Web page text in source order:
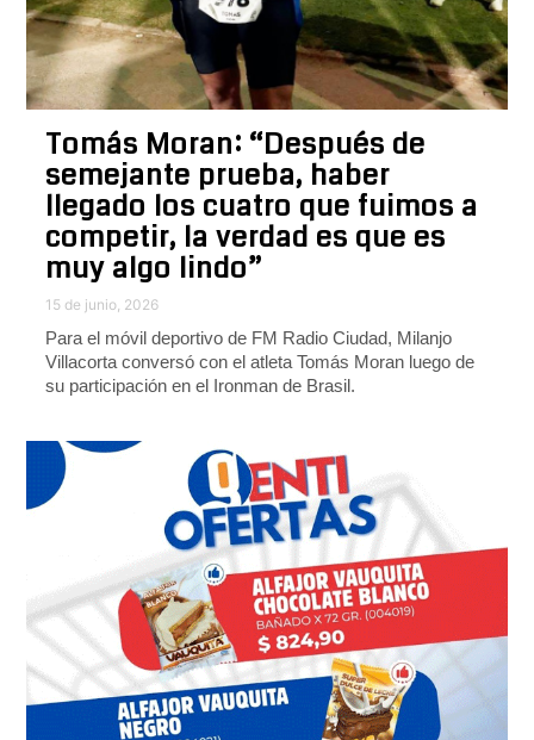
Tomás Moran: “Después de
semejante prueba, haber
llegado los cuatro que fuimos a
competir, la verdad es que es
muy algo lindo”
15 de junio, 2026
Para el móvil deportivo de FM Radio Ciudad, Milanjo
Villacorta conversó con el atleta Tomás Moran luego de
su participación en el Ironman de Brasil.